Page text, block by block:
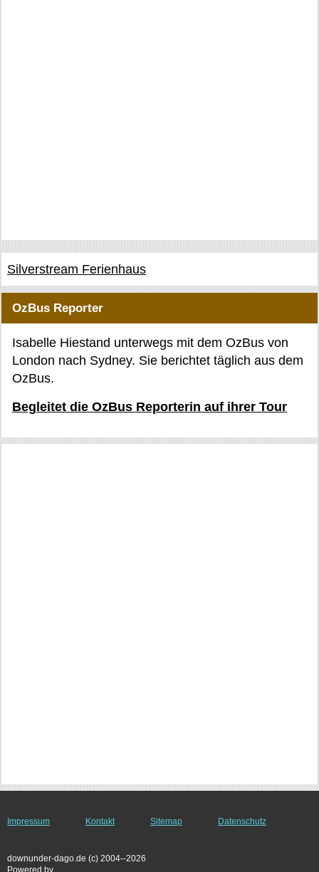
Silverstream Ferienhaus
OzBus Reporter
Isabelle Hiestand unterwegs mit dem OzBus von
London nach Sydney. Sie berichtet täglich aus dem
OzBus.
Begleitet die OzBus Reporterin auf ihrer Tour
Impressum Kontakt Sitemap Datenschutz
downunder-dago.de (c) 2004--2026
Powered by